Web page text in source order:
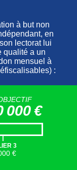
et
au
après
les plus
»
XXI
PUBLICITÉ
000 €
|
3
€